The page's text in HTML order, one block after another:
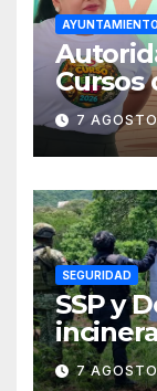
Cursos
Cultura
7
SEGURIDAD
SSP y
7